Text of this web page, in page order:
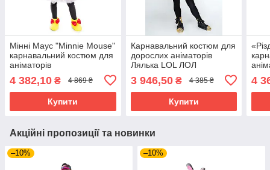
Мінні Маус "Minnie Mouse"
карнавальний костюм для
аніматорів
4 382,10 ₴ 4 869 ₴
Купити
Карнавальний костюм для
дорослих аніматорів
Лялька LOL ЛОЛ
(Queen Bee)»
3 946,50₴ 4 385 ₴
Купити
4
Акційні пропозиції та новинки
–10% –10%